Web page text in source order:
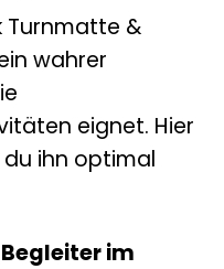
Turnmatte &
wahrer
eignet. Hier
du ihn optimal
im